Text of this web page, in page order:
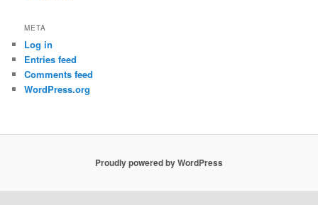
META
Log in
Entries feed
Comments feed
WordPress.org
Proudly powered by WordPress